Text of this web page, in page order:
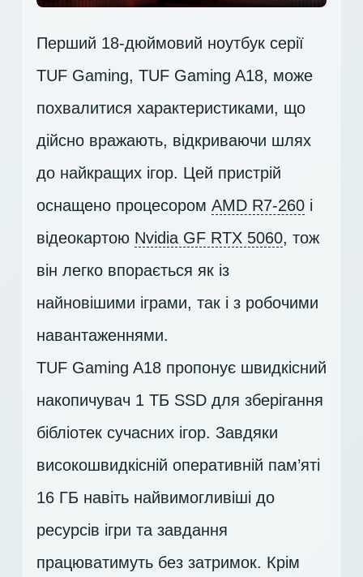
Перший 18-дюймовий ноутбук серії
TUF Gaming, TUF Gaming A18, може
похвалитися характеристиками, що
дійсно вражають, відкриваючи шлях
до найкращих ігор. Цей пристрій
оснащено процесором AMD R7-260 і
відеокартою Nvidia GF RTX 5060, тож
він легко впорається як із
найновішими іграми, так і з робочими
навантаженнями.
TUF Gaming A18 пропонує швидкісний
накопичувач 1 ТБ SSD для зберігання
бібліотек сучасних ігор. Завдяки
високошвидкісній оперативній пам’яті
16 ГБ навіть найвимогливіші до
ресурсів ігри та завдання
працюватимуть без затримок. Крім